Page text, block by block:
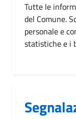
Tutte le
del Comune.
personale e
statistiche e i